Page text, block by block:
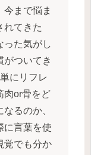
まで悩ま
れてきた
った気がし
がついてき
にリフレ
肉or骨をど
るのか、
に言葉を使
覚でも分か